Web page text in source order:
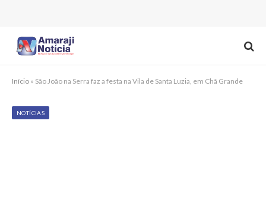
Início » São João na Serra faz a festa na Vila de Santa Luzia, em Chã Grande
NOTÍCIAS